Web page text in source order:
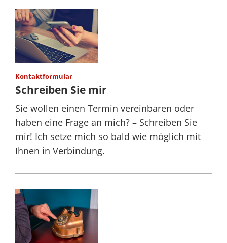
Kontaktformular
Schreiben Sie mir
Sie wollen einen Termin vereinbaren oder
haben eine Frage an mich? – Schreiben Sie
mir! Ich setze mich so bald wie möglich mit
Ihnen in Verbindung.